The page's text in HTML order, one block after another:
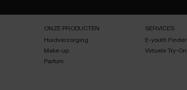
ONZE PRODUCTEN
Huidverzorging
Make-up
Parfum
SERVICES
E-youth Finder
Virtuele Try-On